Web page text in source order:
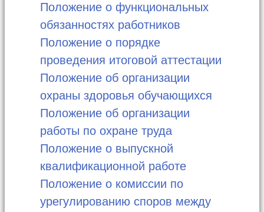
Положение о функциональных
обязанностях работников
Положение о порядке
проведения итоговой аттестации
Положение об организации
охраны здоровья обучающихся
Положение об организации
работы по охране труда
Положение о выпускной
квалификационной работе
Положение о комиссии по
урегулированию споров между